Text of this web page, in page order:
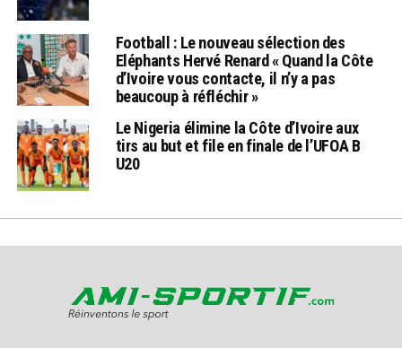
Football : Le nouveau sélection des
Eléphants Hervé Renard « Quand la Côte
d’Ivoire vous contacte, il n’y a pas
beaucoup à réfléchir »
Le Nigeria élimine la Côte d’Ivoire aux
tirs au but et file en finale de l’UFOA B
U20